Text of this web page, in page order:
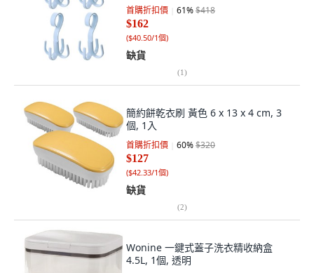
首購折扣價 61%$418
$162
($40.50/1個)
缺貨
(1)
簡約餅乾衣刷 黃色 6 x 13 x 4 cm, 3
個, 1入
首購折扣價 60%$320
$127
($42.33/1個)
缺貨
(2)
Wonine 一鍵式蓋子洗衣精收納盒
4.5L, 1個, 透明